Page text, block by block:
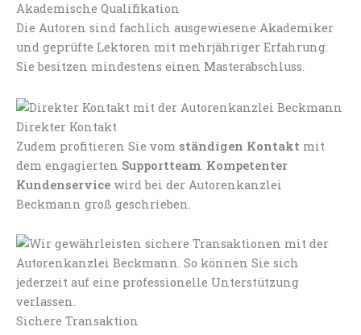
Akademische Qualifikation
Die Autoren sind fachlich ausgewiesene Akademiker
und geprüfte Lektoren mit mehrjähriger Erfahrung.
Sie besitzen mindestens einen Masterabschluss.
Direkter Kontakt
Zudem profitieren Sie vom ständigen Kontakt mit
dem engagierten Supportteam. Kompetenter
Kundenservice wird bei der Autorenkanzlei
Beckmann groß geschrieben.
Sichere Transaktion